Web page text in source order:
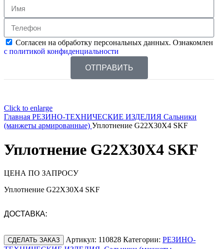
Согласен на обработку персональных данных. Ознакомлен
с политикой конфиденциальности
ОТПРАВИТЬ
Click to enlarge
Главная РЕЗИНО-ТЕХНИЧЕСКИЕ ИЗДЕЛИЯ Сальники
(манжеты армированные) Уплотнение G22X30X4 SKF
Уплотнение G22X30X4 SKF
ЦЕНА ПО ЗАПРОСУ
Уплотнение G22X30X4 SKF
ДОСТАВКА:
СДЕЛАТЬ ЗАКАЗ Артикул: 110828 Категории: РЕЗИНО-